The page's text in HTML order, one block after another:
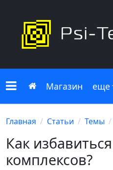
Меню сайта
Главная
Магазин еще
Главная Статьи Темы
Как
комплексов?